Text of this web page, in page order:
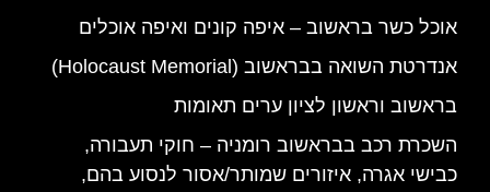
אוכל כשר בראשוב – איפה קונים ואיפה אוכלים
אנדרטת השואה בבראשוב (Holocaust Memorial)
בראשוב וראשון לציון ערים תאומות
השכרת רכב בבראשוב רומניה – חוקי תעבורה,
כבישי אגרה, איזורים שמותר/אסור לנסוע בהם,